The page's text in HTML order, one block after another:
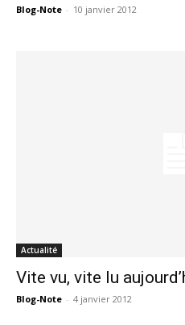
Blog-Note - 10 janvier 2012
Actualité
Vite vu, vite lu
Blog-Note - 4 janvier 2012